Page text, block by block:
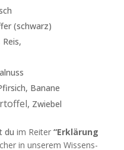
(schwarz)
Banane
Zwiebel
duim Reiter“Erklärung
in unserem Wissens-